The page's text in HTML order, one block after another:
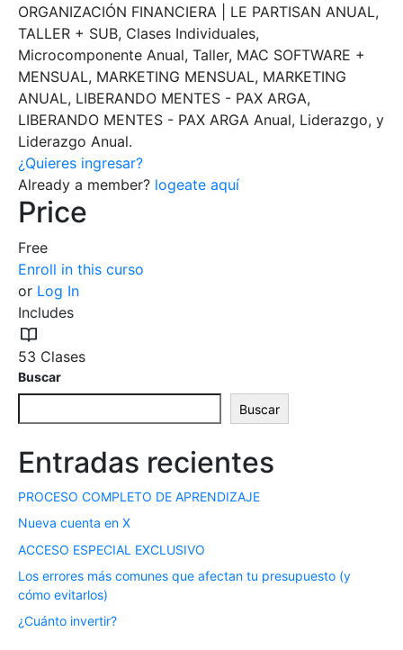
ORGANIZACIÓN FINANCIERA | LE PARTISAN ANUAL,
TALLER + SUB, Clases Individuales,
Microcomponente Anual, Taller, MAC SOFTWARE +
MENSUAL, MARKETING MENSUAL, MARKETING
ANUAL, LIBERANDO MENTES - PAX ARGA,
LIBERANDO MENTES - PAX ARGA Anual, Liderazgo, y
Liderazgo Anual.
¿Quieres ingresar?
Already a member? logeate aquí
Price
Free
Enroll in this curso
or Log In
Includes
53 Clases
Buscar
Buscar
Entradas recientes
PROCESO COMPLETO DE APRENDIZAJE
Nueva cuenta en X
ACCESO ESPECIAL EXCLUSIVO
Los errores más comunes que afectan tu presupuesto (y
cómo evitarlos)
¿Cuánto invertir?